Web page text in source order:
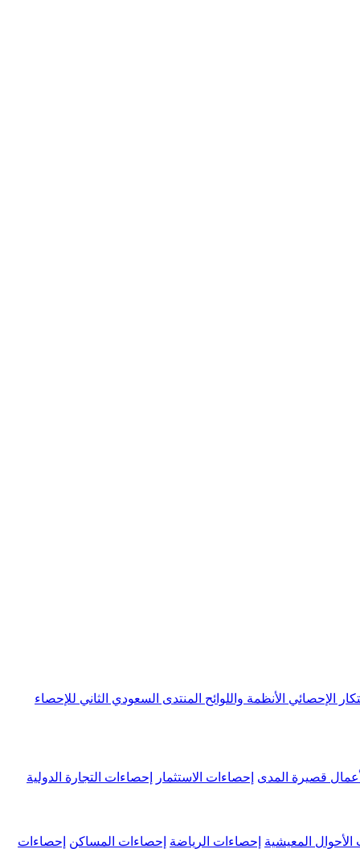
الإحصائي الأنظمة واللوائح المنتدى السعودي الثاني للإحصاء
قصيرة المدى إحصاءات الاستثمار إحصاءات التجارة الدولية
الأحوال المعيشية إحصاءات الرياضة إحصاءات المساكن إحصاءات